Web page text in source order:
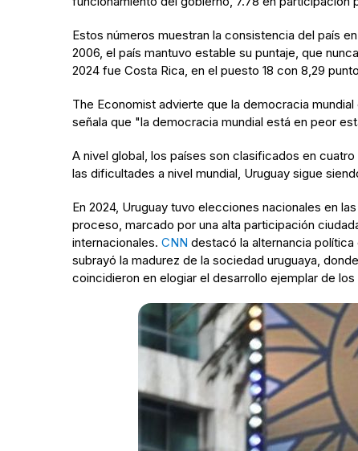
Estos números muestran la consistencia del país
2006, el país mantuvo estable su puntaje, que
2024 fue Costa Rica, en el puesto 18 con 8,29
The Economist advierte que la democracia
señala que "la democracia mundial está en peor
A nivel global, los países son clasificados en
las dificultades a nivel mundial, Uruguay sigue
En 2024, Uruguay tuvo elecciones nacionales en
proceso, marcado por una alta participación
internacionales. CNN destacó la alternancia
subrayó la madurez de la sociedad uruguaya,
coincidieron en elogiar el desarrollo ejemplar de